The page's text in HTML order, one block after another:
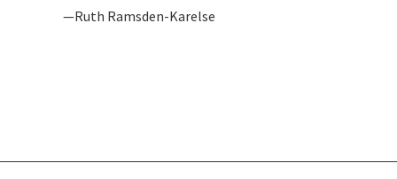
—Ruth Ramsden-Karelse